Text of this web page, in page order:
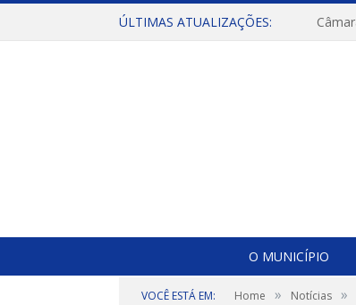
ÚLTIMAS ATUALIZAÇÕES:
O MUNICÍPIO
VOCÊ ESTÁ EM: Home » Notícias »